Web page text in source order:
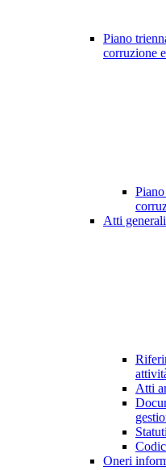
Piano
corruzione
Atti generali
Atti
Oneri